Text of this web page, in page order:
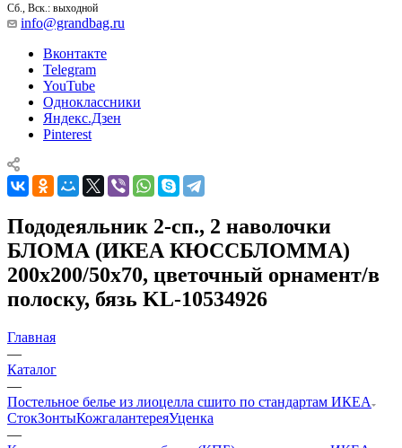
Сб., Вск.: выходной
info@grandbag.ru
Вконтакте
Telegram
YouTube
Одноклассники
Яндекс.Дзен
Pinterest
Пододеяльник 2-сп., 2 наволочки
БЛОМА (ИКЕА КЮССБЛОММА)
200x200/50x70, цветочный орнамент/в
полоску, бязь KL-10534926
Главная
—
Каталог
—
Постельное белье из лиоцелла сшито по стандартам ИКЕА
СтокЗонтыКожгалантереяУценка
—